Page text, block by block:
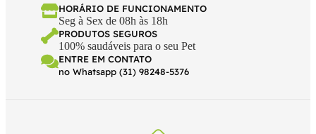
HORÁRIO DE FUNCIONAMENTO
Seg à Sex de 08h às 18h
PRODUTOS SEGUROS
100% saudáveis para o seu Pet
ENTRE EM CONTATO
no Whatsapp (31) 98248-5376